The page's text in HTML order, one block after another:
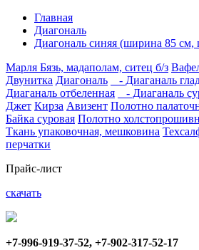
Главная
Диагональ
Диагональ синяя (ширина 85 см,
Марля Бязь, мадаполам, ситец б/з
Двунитка Диагональ - Диаганаль
Диаганаль отбеленная
- Диаганаль
Джет Кирза Авизент Полотно
Байка суровая Полотно
Ткань упаковочная, мешковина
перчатки
Прайс-лист
скачать
+7-996-919-37-52, +7-902-317-52-17